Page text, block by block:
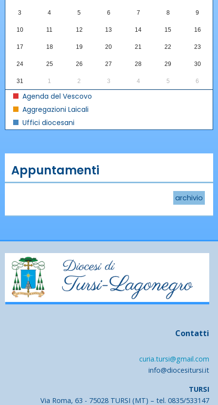
3 4 5 6 7 8 9
10 11 12 13 14 15 16
17 18 19 20 21 22 23
24 25 26 27 28 29 30
31 1 2 3 4 5 6
Agenda del Vescovo
Aggregazioni Laicali
Uffici diocesani
Appuntamenti
archivio
Contatti
curia.tursi@gmail.com
info@diocesitursi.it
TURSI
Via Roma, 63 - 75028 TURSI (MT) – tel. 0835/533147